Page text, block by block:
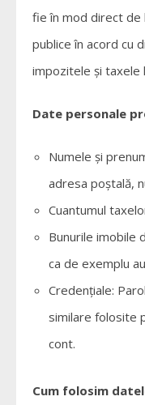
fie în mod direct de
publice în acord cu
impozitele și taxele
Date personale
Numele și
adresa poștală,
Cuantumul
Bunurile imobile
ca de exemplu
Credențiale:
similare folosite
cont.
Cum folosim